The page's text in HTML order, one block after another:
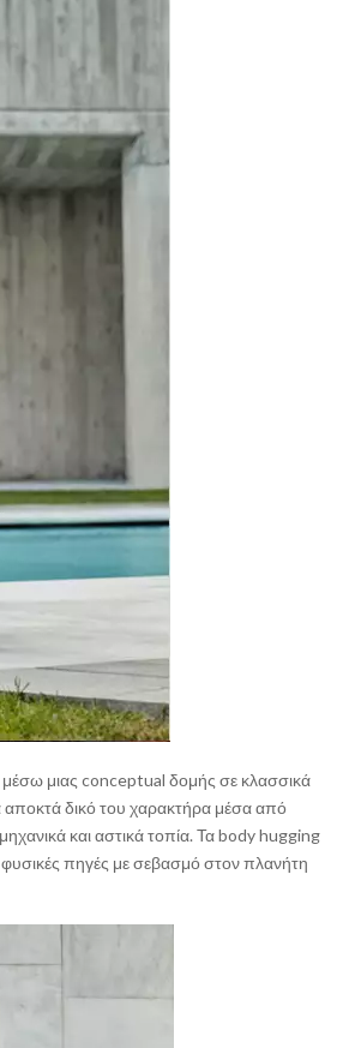
μέσω μιας conceptual δομής σε κλασσικά
δικό του χαρακτήρα μέσα από
και αστικά τοπία. Τα body hugging
πηγές με σεβασμό στον πλανήτη